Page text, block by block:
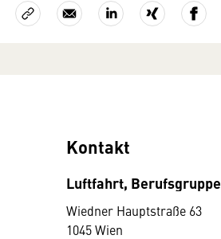
Kontakt
Luftfahrt, Berufsgruppe
Wiedner Hauptstraße 63
1045 Wien